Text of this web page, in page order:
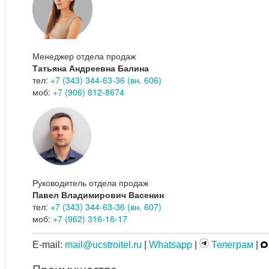
Менеджер отдела продаж
Татьяна Андреевна Балина
тел: +7 (343) 344-63-36 (вн. 606)
моб: +7 (906) 812-8674
Руководитель отдела продаж
Павел Владимирович Васенин
тел: +7 (343) 344-63-36 (вн. 607)
моб: +7 (962) 316-16-17
E-mail: mail@ucstroitel.ru Whatsapp Телеграм